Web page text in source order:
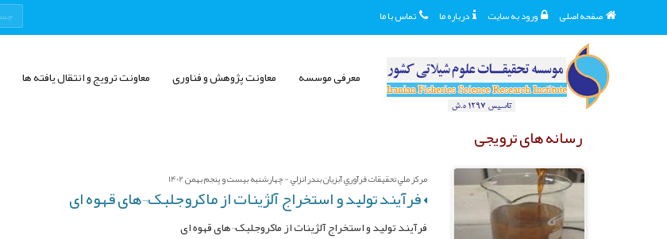
صفحه اصلی ورود به سایت درباره ما تماس با ما
معرفی موسسه معاونت پژوهش و فناوری معاونت ترویج و انتقال یافته ها
رسانه های ترویجی
مرکز ملي تحقيقات فرآوري آبزيان بندر انزلي - چهارشنبه بیست و پنجم بهمن 1402
فرآیند تولید و استخراج آلژینات از ماکروجلبک¬های قهوه ای
فرآیند تولید و استخراج آلژینات از ماکروجلبک¬های قهوه ای